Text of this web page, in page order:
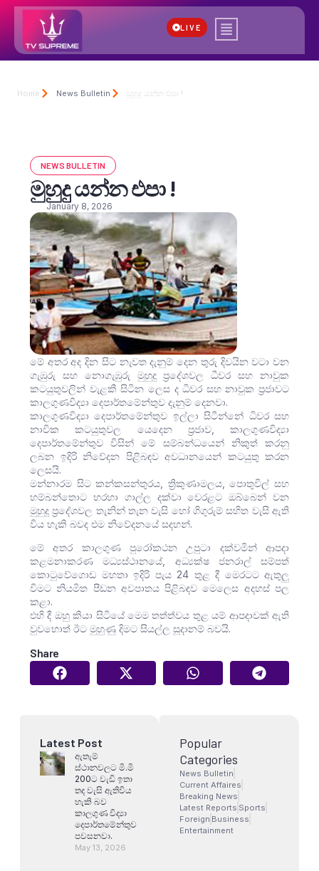
LIVE
Home News Bulletin මුහුදු යන්න එපා !
NEWS BULLETIN
මුහුදු යන්න එපා !
January 8, 2026
මේ අතර අද දින සිට නැවත දැනුම් දෙන තුරු දිවයින වටා වන
ගැඹුරු සහ නොගැඹුරු මුහුදු ප්‍රදේශවල ධීවර සහ නාවුක
කටයුතුවලින් වැළකී සිටින ලෙස ද ධිවර සහ නාවුක ප්‍රජාවට
කාලගුණවිද්‍යා දෙපාර්තමේන්තුව දැනුම් දෙනවා.
කාලගුණවිද්‍යා දෙපාර්තමේන්තුව ඉල්ලා සිටීන්නේ ධිවර සහ
නාවික කටයුතුවල යෙදෙන ප්‍රජාව, කාලගුණවිද්‍යා
දෙපාර්තමේන්තුව විසින් මේ සම්බන්ධයෙන් නිකුත් කරනු
ලබන ඉදිරි නිවේදන පිළිබඳව අවධානයෙන් කටයුතු කරන
ලෙසයි.
මන්නාරම සිට කන්කසන්තුරය, ත්‍රිකුණාමලය, පොතුවිල් සහ
හම්බන්තොට හරහා ගාල්ල දක්වා වෙරළට ඔබ්බෙන් වන
මුහුදු ප්‍රදේශවල තැනින් තැන වැසි හෝ ගිගුරුම් සහිත වැසි ඇති
විය හැකි බවද එම නිවේදනයේ සදහන්.
මේ අතර කාලගුණ පුරෝකථන උපුටා දක්වමින් ආපදා
කළමනාකරණ මධ්‍යස්ථානයේ, අධ්‍යක්ෂ ජනරාල් සම්පත්
කොටුවේගොඩ මහතා ඉදිරි පැය 24 තුළ දී මෙරටට ඇතුලු
විමට නියමිත පීඩන අවපාතය පිළිබඳව මෙලෙස අදහස් පල
කළා.
එහි දී ඔහු කියා සිටියේ මෙම තත්ත්වය තුළ යම් ආපදාවක් ඇති
වුවහොත් ඊට මුහුණු දිමට සියල්ල සූදානම් බවයි.
Share
Latest Post
ඇතැම්
ස්ථානවලට මි.මි
200ට වැඩි ඉතා
තද වැසි ඇතිවිය
හැකි බව
කාලගුණ විද්‍යා
දෙපාර්තමේන්තුව
පවසනවා.
May 13, 2026
Popular
Categories
News Bulletin
Current Affaires
Breaking News
Latest Reports Sports
Foreign Business
Entertainment